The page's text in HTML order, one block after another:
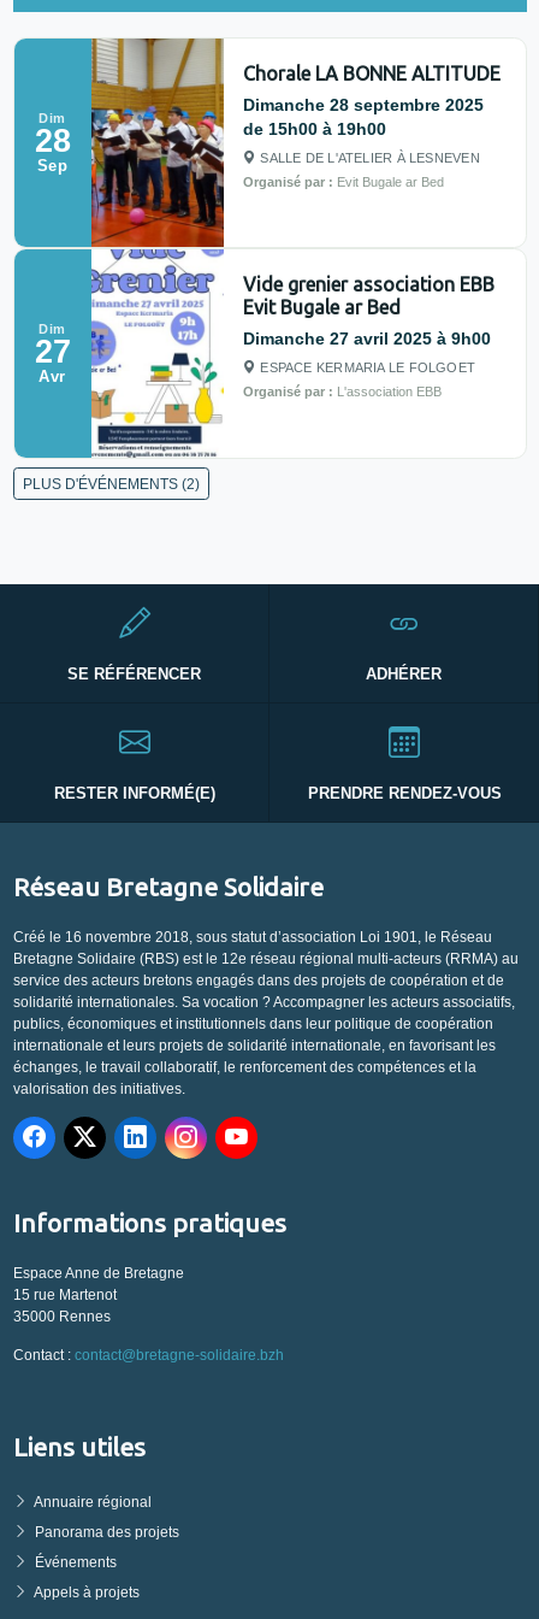
Dim
28
Sep
Chorale LA BONNE ALTITUDE
Dimanche 28 septembre 2025
de 15h00 à 19h00
SALLE DE L'ATELIER À LESNEVEN
Organisé par : Evit Bugale ar Bed
Dim
27
Avr
Vide grenier association EBB
Evit Bugale ar Bed
Dimanche 27 avril 2025 à 9h00
ESPACE KERMARIA LE FOLGOET
Organisé par : L'association EBB
PLUS D'ÉVÉNEMENTS (2)
SE RÉFÉRENCER ADHÉRER
RESTER INFORMÉ(E) PRENDRE RENDEZ-VOUS
Réseau Bretagne Solidaire
Créé le 16 novembre 2018, sous statut d’association Loi 1901, le Réseau
Bretagne Solidaire (RBS) est le 12e réseau régional multi-acteurs (RRMA) au
service des acteurs bretons engagés dans des projets de coopération et de
solidarité internationales. Sa vocation ? Accompagner les acteurs associatifs,
publics, économiques et institutionnels dans leur politique de coopération
internationale et leurs projets de solidarité internationale, en favorisant les
échanges, le travail collaboratif, le renforcement des compétences et la
valorisation des initiatives.
Informations pratiques
Espace Anne de Bretagne
15 rue Martenot
35000 Rennes
Contact : contact@bretagne-solidaire.bzh
Liens utiles
Annuaire régional
Panorama des projets
Événements
Appels à projets